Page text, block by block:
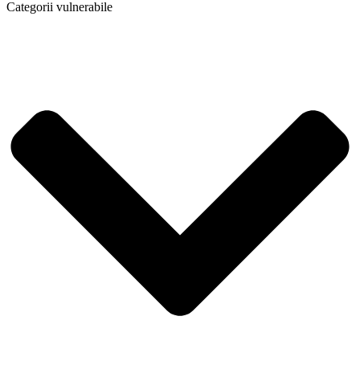
Categorii vulnerabile